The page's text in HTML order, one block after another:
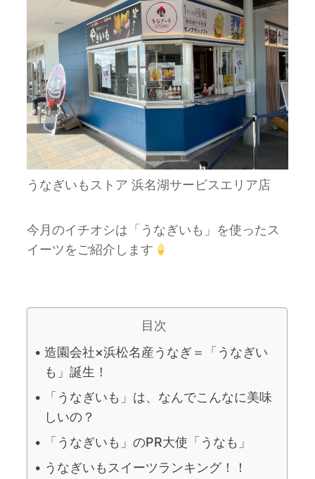
うなぎいもストア 浜名湖サービスエリア店
今月のイチオシは「うなぎいも」を使ったス
イーツをご紹介します
目次
造園会社×浜松名産うなぎ＝「うなぎい
も」誕生！
「うなぎいも」は、なんでこんなに美味
しいの？
「うなぎいも」のPR大使「うなも」
うなぎいもスイーツランキング！！